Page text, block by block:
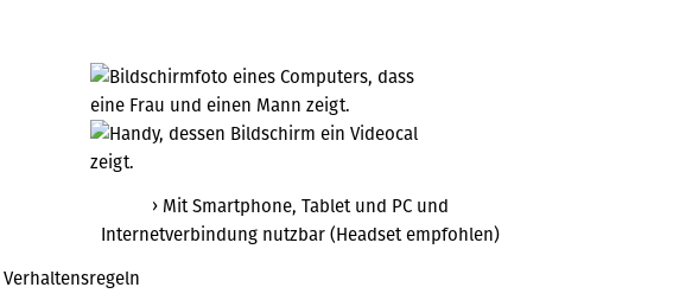
› Mit Smartphone, Tablet und PC und
Internetverbindung nutzbar (Headset empfohlen)
Verhaltensregeln